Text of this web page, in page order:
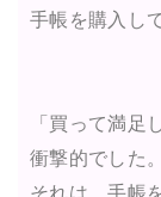
手帳を購入し
「買って満
衝撃的でした。